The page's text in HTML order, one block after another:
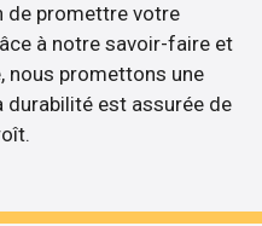
de promettre votre
à notre savoir-faire et
nous promettons une
est assurée de